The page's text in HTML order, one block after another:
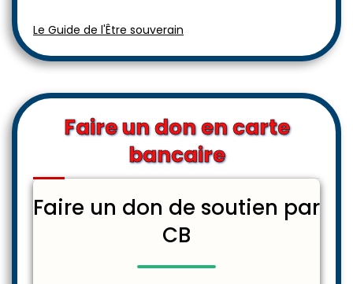
Le Guide de l'Être souverain
Faire un don en carte
bancaire
Faire un don de soutien par
CB